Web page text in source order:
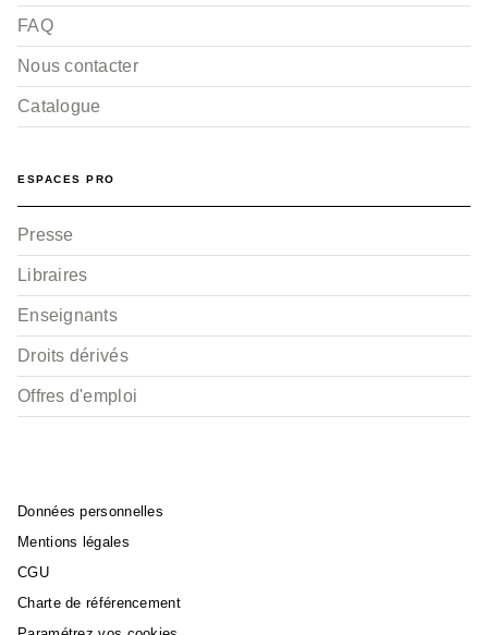
FAQ
Nous contacter
Catalogue
ESPACES PRO
Presse
Libraires
Enseignants
Droits dérivés
Offres d'emploi
Données personnelles
Mentions légales
CGU
Charte de référencement